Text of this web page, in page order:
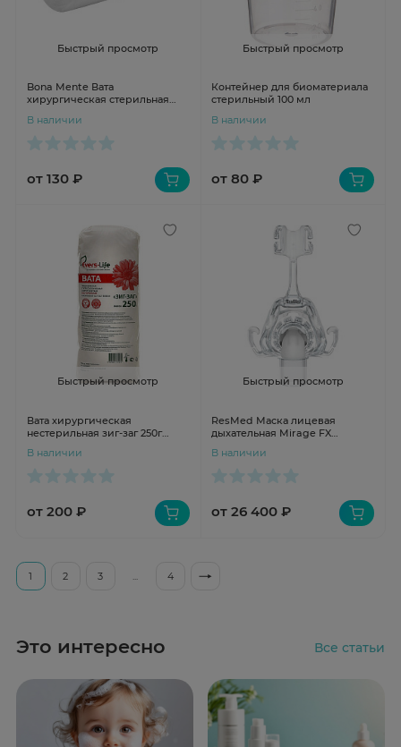
Быстрый просмотр
Bona Mente Вата
хирургическая стерильная
В наличии
от 130 ₽
Быстрый просмотр
Контейнер для биоматериала
стерильный 100 мл
В наличии
от 80 ₽
Быстрый просмотр
Вата хирургическая
нестерильная зиг-заг 250г
В наличии
от 200 ₽
Быстрый просмотр
ResMed Маска лицевая
дыхательная Mirage FX
В наличии
от 26 400 ₽
1 2 3 ... 4
Это интересно Все статьи